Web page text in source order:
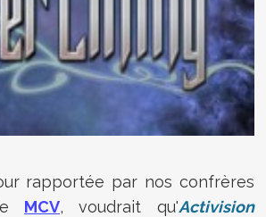
rapportée par nos confrères
MCV, voudrait qu'Activision